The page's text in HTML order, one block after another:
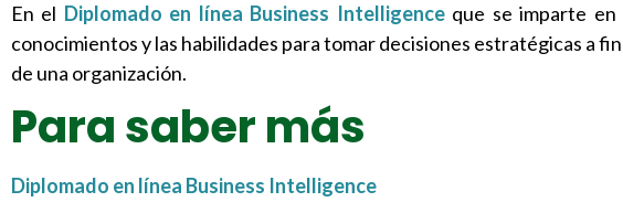
En el Diplomado en línea Business Intelligenceque se imparte en
conocimientos y las habilidades para tomar decisiones estratégicas a
de una organización.
Para saber más
Diplomado en línea Business Intelligence